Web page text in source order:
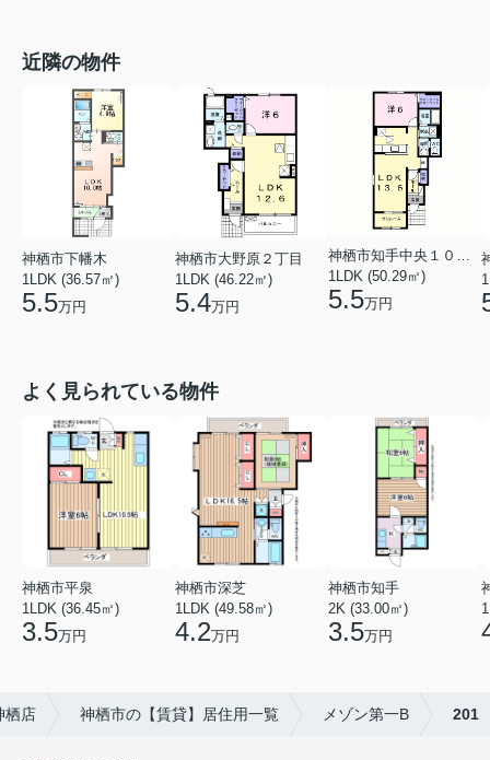
近隣の物件
神栖市下幡木
1LDK (36.57㎡)
5.5万円
神栖市大野原２丁目
1LDK (46.22㎡)
5.4万円
1LDK (50.29㎡)
5.5万円
よく見られている物件
神栖市平泉
1LDK (36.45㎡)
3.5万円
神栖市深芝
1LDK (49.58㎡)
4.2万円
神栖市知手
2K (33.00㎡)
3.5万円
栖店 神栖市の【賃貸】居住用一覧 メゾン第一B 201